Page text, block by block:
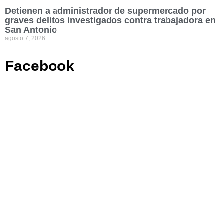
Detienen a administrador de supermercado por
graves delitos investigados contra trabajadora en
San Antonio
agosto 7, 2026
Facebook